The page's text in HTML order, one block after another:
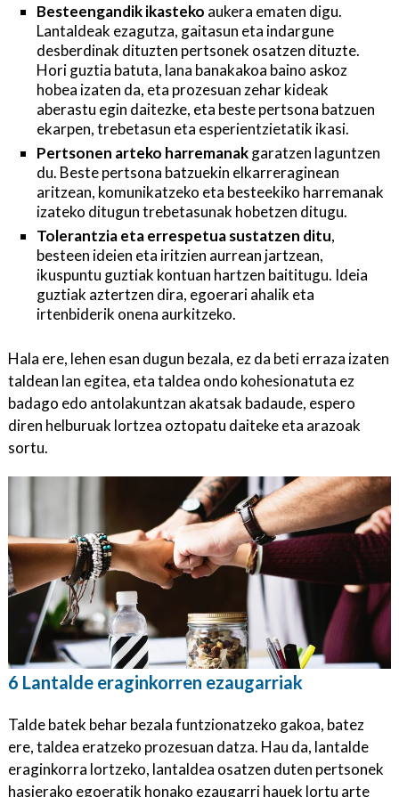
Besteengandik ikasteko aukera ematen digu.
Lantaldeak ezagutza, gaitasun eta indargune
desberdinak dituzten pertsonek osatzen dituzte.
Hori guztia batuta, lana banakakoa baino askoz
hobea izaten da, eta prozesuan zehar kideak
aberastu egin daitezke, eta beste pertsona batzuen
ekarpen, trebetasun eta esperientzietatik ikasi.
Pertsonen arteko harremanakgaratzen laguntzen
du. Beste pertsona batzuekin elkarreraginean
aritzean, komunikatzeko eta besteekiko harremanak
izateko ditugun trebetasunak hobetzen ditugu.
Tolerantzia eta errespetua sustatzen ditu,
besteen ideien eta iritzien aurrean jartzean,
ikuspuntu guztiak kontuan hartzen baititugu. Ideia
guztiak aztertzen dira, egoerari ahalik eta
irtenbiderik onena aurkitzeko.
Hala ere, lehen esan dugun bezala, ez da beti erraza izaten
taldean lan egitea, eta taldea ondo kohesionatuta ez
badago edo antolakuntzan akatsak badaude, espero
diren helburuak lortzea oztopatu daiteke eta arazoak
sortu.
6 Lantalde eraginkorren ezaugarriak
Talde batek behar bezala funtzionatzeko gakoa, batez
ere, taldea eratzeko prozesuan datza. Hau da, lantalde
eraginkorra lortzeko, lantaldea osatzen duten pertsonek
hasierako egoeratik honako ezaugarri hauek lortu arte